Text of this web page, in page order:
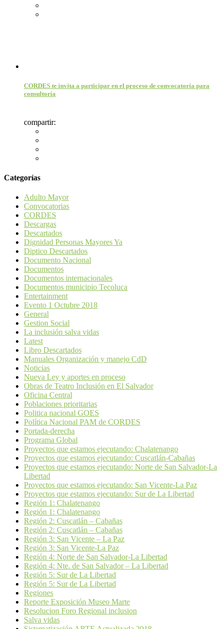
CORDES te invita a participar en el proceso de convocatoria para
consultoría
compartir:
Categorías
Adulto Mayor
Convocatorias
CORDES
Descargas
Descartados
Dignidad Personas Mayores Ya
Diptico Descartados
Documento Nacional
Documentos
Documentos internacionales
Documentos municipio Tecoluca
Entertainment
Evento 1 Octubre 2018
General
Gestion Social
La inclusión salva vidas
Latest
Libro Descartados
Manuales Organización y manejo CdD
Noticias
Nueva Ley y aportes en proceso
Obras de Teatro Inclusión en El Salvador
Oficina Central
Poblaciones prioritarias
Politica nacional GOES
Política Nacional PAM de CORDES
Portada-derecha
Programa Global
Proyectos que estamos ejecutando: Chalatenango
Proyectos que estamos ejecutando: Cuscatlán-Cabañas
Proyectos que estamos ejecutando: Norte de San Salvador-La
Libertad
Proyectos que estamos ejecutando: San Vicente-La Paz
Proyectos que estamos ejecutando: Sur de La Libertad
Región 1: Chalatenango
Región 1: Chalatenango
Región 2: Cuscatlán – Cabañas
Región 2: Cuscatlán – Cabañas
Región 3: San Vicente – La Paz
Región 3: San Vicente-La Paz
Región 4: Norte de San Salvador-La Libertad
Región 4: Nte. de San Salvador – La Libertad
Región 5: Sur de La Libertad
Región 5: Sur de La Libertad
Regiones
Reporte Exposición Museo Marte
Resolucion Foro Regional inclusion
Salva vidas